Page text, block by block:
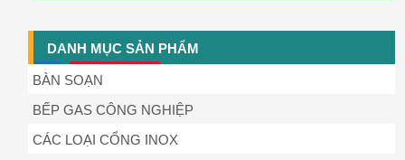
DANH MỤC SẢN PHẨM
BÀN SOẠN
BẾP GAS CÔNG NGHIỆP
CÁC LOẠI CỔNG INOX